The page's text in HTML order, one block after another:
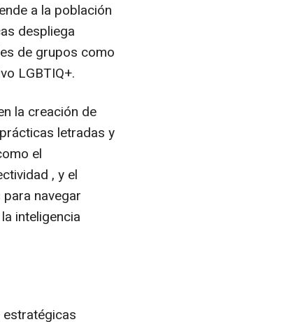
a la población
despliega
de grupos como
LGBTIQ+.
la creación de
letradas y
el
, y el
navegar
inteligencia